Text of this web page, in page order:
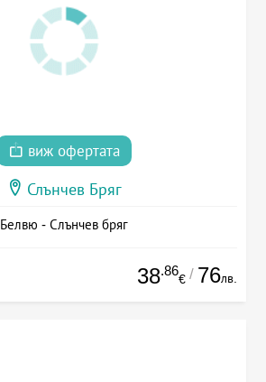
виж офертата
Слънчев Бряг
Белвю - Слънчев бряг
38.86
€ / 76лв.